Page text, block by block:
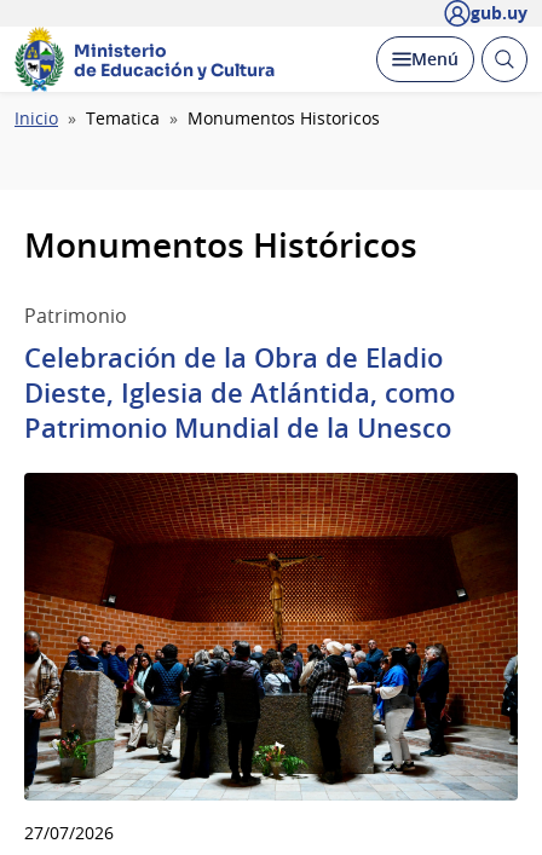
gub.uy
Ministerio
de Educación y Cultura
Desplegar
Menú Abrir
Ruta
Inicio Tematica Monumentos Historicos
Monumentos Históricos
Patrimonio
Celebración de la Obra de Eladio
Dieste, Iglesia de Atlántida, como
Patrimonio Mundial de la Unesco
27/07/2026